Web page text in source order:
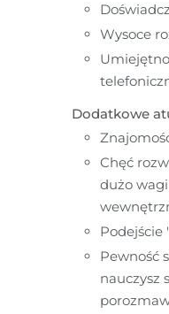
Wysoce
Dodatkowe
Chęć
dużo
Podejście
Pewność
nauczysz